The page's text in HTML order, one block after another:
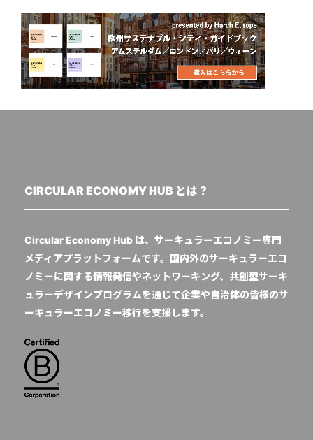
CIRCULAR ECONOMY HUB とは？
Circular Economy Hub は、サーキュラーエコノミー専門
メディアプラットフォームです。国内外のサーキュラーエコ
ノミーに関する情報発信やネットワーキング、共創型サーキ
ュラーデザインプログラムを通じて企業や自治体の皆様のサ
ーキュラーエコノミー移行を支援します。